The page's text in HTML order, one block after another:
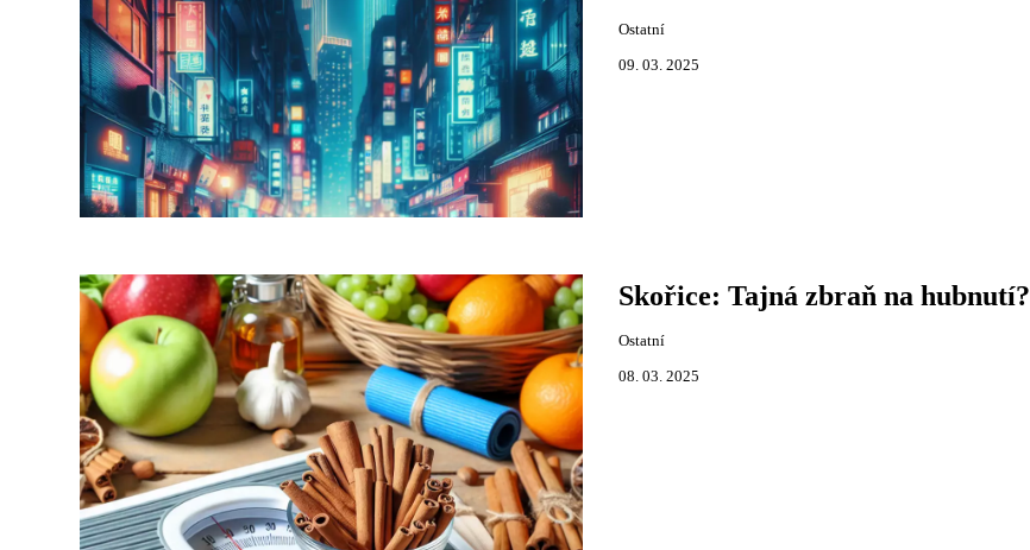
Ostatní
09. 03. 2025
Skořice: Tajná zbraň na hubnutí?
Ostatní
08. 03. 2025